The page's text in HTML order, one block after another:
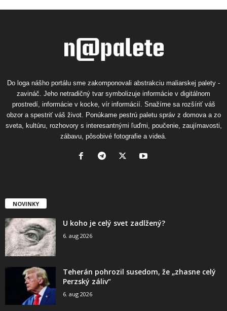
Do loga nášho portálu sme zakomponovali abstrakciu maliarskej palety -
zavináč. Jeho netradičný tvar symbolizuje informácie v digitálnom
prostredí, informácie v kocke, vír informácií. Snažíme sa rozšíriť váš
obzor a spestriť váš život. Ponúkame pestrú paletu správ z domova a zo
sveta, kultúru, rozhovory s interesantnými ľuďmi, poučenie, zaujímavosti,
zábavu, pôsobivé fotografie a videá.
NOVINKY
U koho je celý svet zadlžený?
6. aug 2026
Teherán pohrozil susedom, že „zhasne celý
Perzský záliv“
6. aug 2026